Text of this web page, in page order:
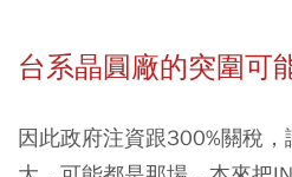
台系晶圓廠的突圍可
因此政府注資跟300%關稅